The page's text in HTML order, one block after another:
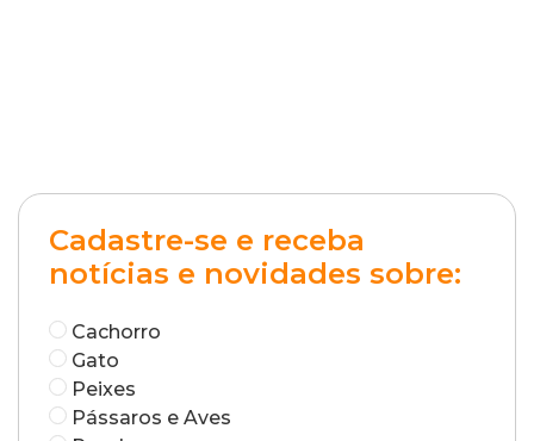
Cadastre-se e receba
notícias e novidades sobre:
Cachorro
Gato
Peixes
Pássaros e Aves